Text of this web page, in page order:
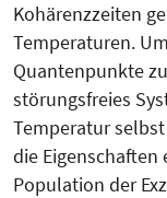
Kohärenzzeiten
Temperaturen.
Quantenpunkte
störungsfreies
Temperatur
die Ei­gen­schaften
Population der